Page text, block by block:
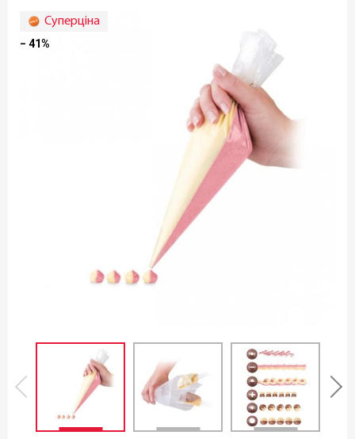
Суперціна
− 41%